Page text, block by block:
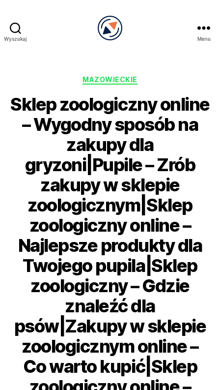
Wyszukaj Menu
Kategorie
MAZOWIECKIE
Sklep zoologiczny online
– Wygodny sposób na
zakupy dla
gryzoni|Pupile – Zrób
zakupy w sklepie
zoologicznym|Sklep
zoologiczny online –
Najlepsze produkty dla
Twojego pupila|Sklep
zoologiczny – Gdzie
znaleźć dla
psów|Zakupy w sklepie
zoologicznym online –
Co warto kupić|Sklep